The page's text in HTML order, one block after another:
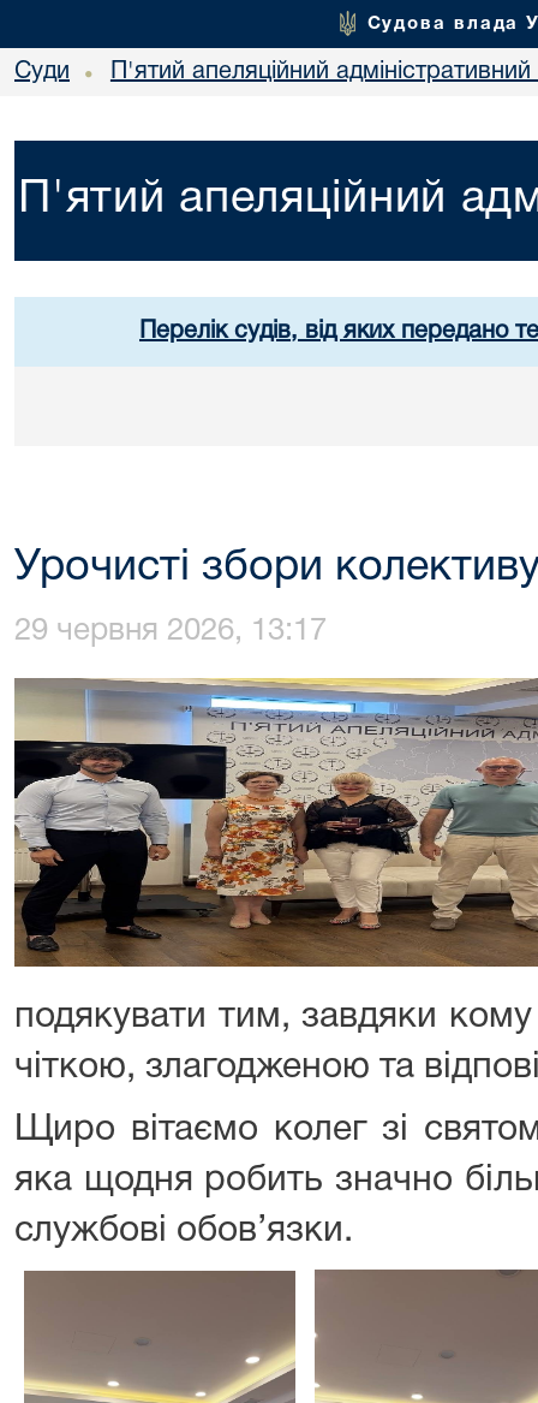
Судова влада
Суди • П'ятий апеляційний адміністративний
П'ятий апеляційний
Перелік судів, від яких передано
Урочисті збори
29 червня 2026, 13:17
подякувати тим, завдяки
чіткою, злагодженою та
Щиро вітаємо колег зі
яка щодня робить значно
службові обов’язки.